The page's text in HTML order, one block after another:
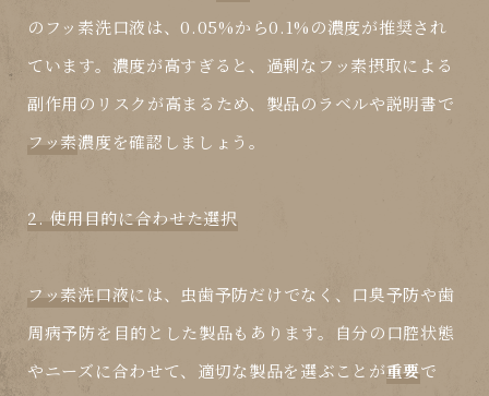
の フッ素洗口液は、0.05%から0.1%の濃度が推奨され
ています。濃度が高すぎると、過剰な フッ素摂取による
副作用のリスクが高まるため、製品のラベルや説明書で
フッ素濃度を確認しましょう。
2. 使用目的に合わせた選択
フッ素洗口液には、虫歯予防だけでなく、口臭予防や歯
周病予防を目的とした製品もあります。自分の口腔状態
やニーズに合わせて、適切な製品を選ぶことが重要で